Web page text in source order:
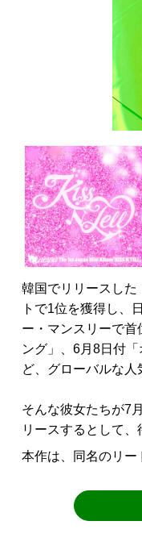
韓国でリリースし
トで1位を獲得し、
ー・マンスリーで
ング」、6月8日付
ど、グローバルな人
そんな彼女たちが7
リースするとして、
本作は、同名のリ